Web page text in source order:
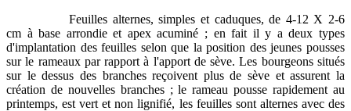
Feuilles alternes, simples et caduques, de 4-12 X 2-6
cm à base arrondie et apex acuminé ; en fait il y a deux types
d'implantation des feuilles selon que la position des jeunes pousses
sur le rameaux par rapport à l'apport de sève. Les bourgeons situés
sur le dessus des branches reçoivent plus de sève et assurent la
création de nouvelles branches ; le rameau pousse rapidement au
printemps, est vert et non lignifié, les feuilles sont alternes avec des